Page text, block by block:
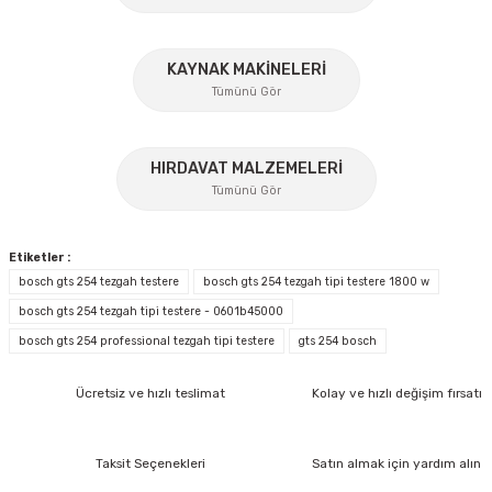
Gönder
İzeltaş
7.044,00 TL
Bosch GLM 40 Lazerli Uzaklık Ölçer-Lazer Metre 40Mt
KAYNAK MAKİNELERİ
Tümünü Gör
HIRDAVAT MALZEMELERİ
Tümünü Gör
Etiketler :
bosch gts 254 tezgah testere
bosch gts 254 tezgah tipi testere 1800 w
bosch gts 254 tezgah tipi testere - 0601b45000
bosch gts 254 professional tezgah tipi testere gts 254 bosch
Ücretsiz ve hızlı teslimat Kolay ve hızlı değişim fırsatı
Taksit Seçenekleri Satın almak için yardım alın